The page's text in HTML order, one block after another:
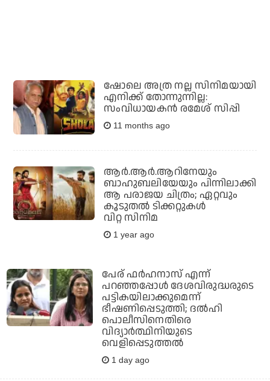
ഷോലെ അത്ര നല്ല സിനിമയായി
എനിക്ക് തോന്നുന്നില്ല:
സംവിധായകന്‍ രമേശ് സിപ്പി
11 months ago
ആര്‍.ആര്‍.ആറിനേയും
ബാഹുബലിയേയും പിന്നിലാക്കി
ആ പരാജയ ചിത്രം; ഏറ്റവും
കൂടുതല്‍ ടിക്കറ്റുകള്‍
വിറ്റ സിനിമ
1 year ago
പേര് ഫര്‍ഹനാസ് എന്ന്
പറഞ്ഞപ്പോള്‍ ദേശവിരുദ്ധരുടെ
പട്ടികയിലാക്കുമെന്ന്
ഭീഷണിപ്പെടുത്തി; ദല്‍ഹി
പൊലീസിനെതിരെ
വിദ്യാര്‍ത്ഥിനിയുടെ
വെളിപ്പെടുത്തല്‍
1 day ago